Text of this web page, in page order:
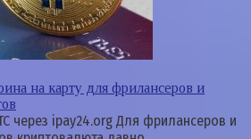
на карту для фрилансеров и
через ipay24.org Для фрилансеров и